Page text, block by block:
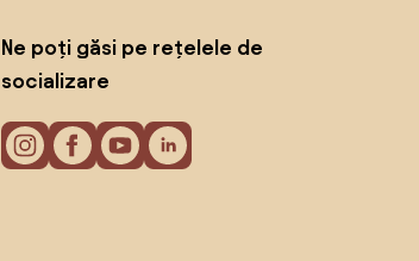
Ne poți găsi pe rețelele de
socializare